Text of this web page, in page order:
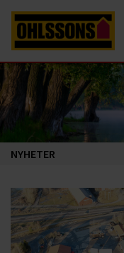
NYHETER